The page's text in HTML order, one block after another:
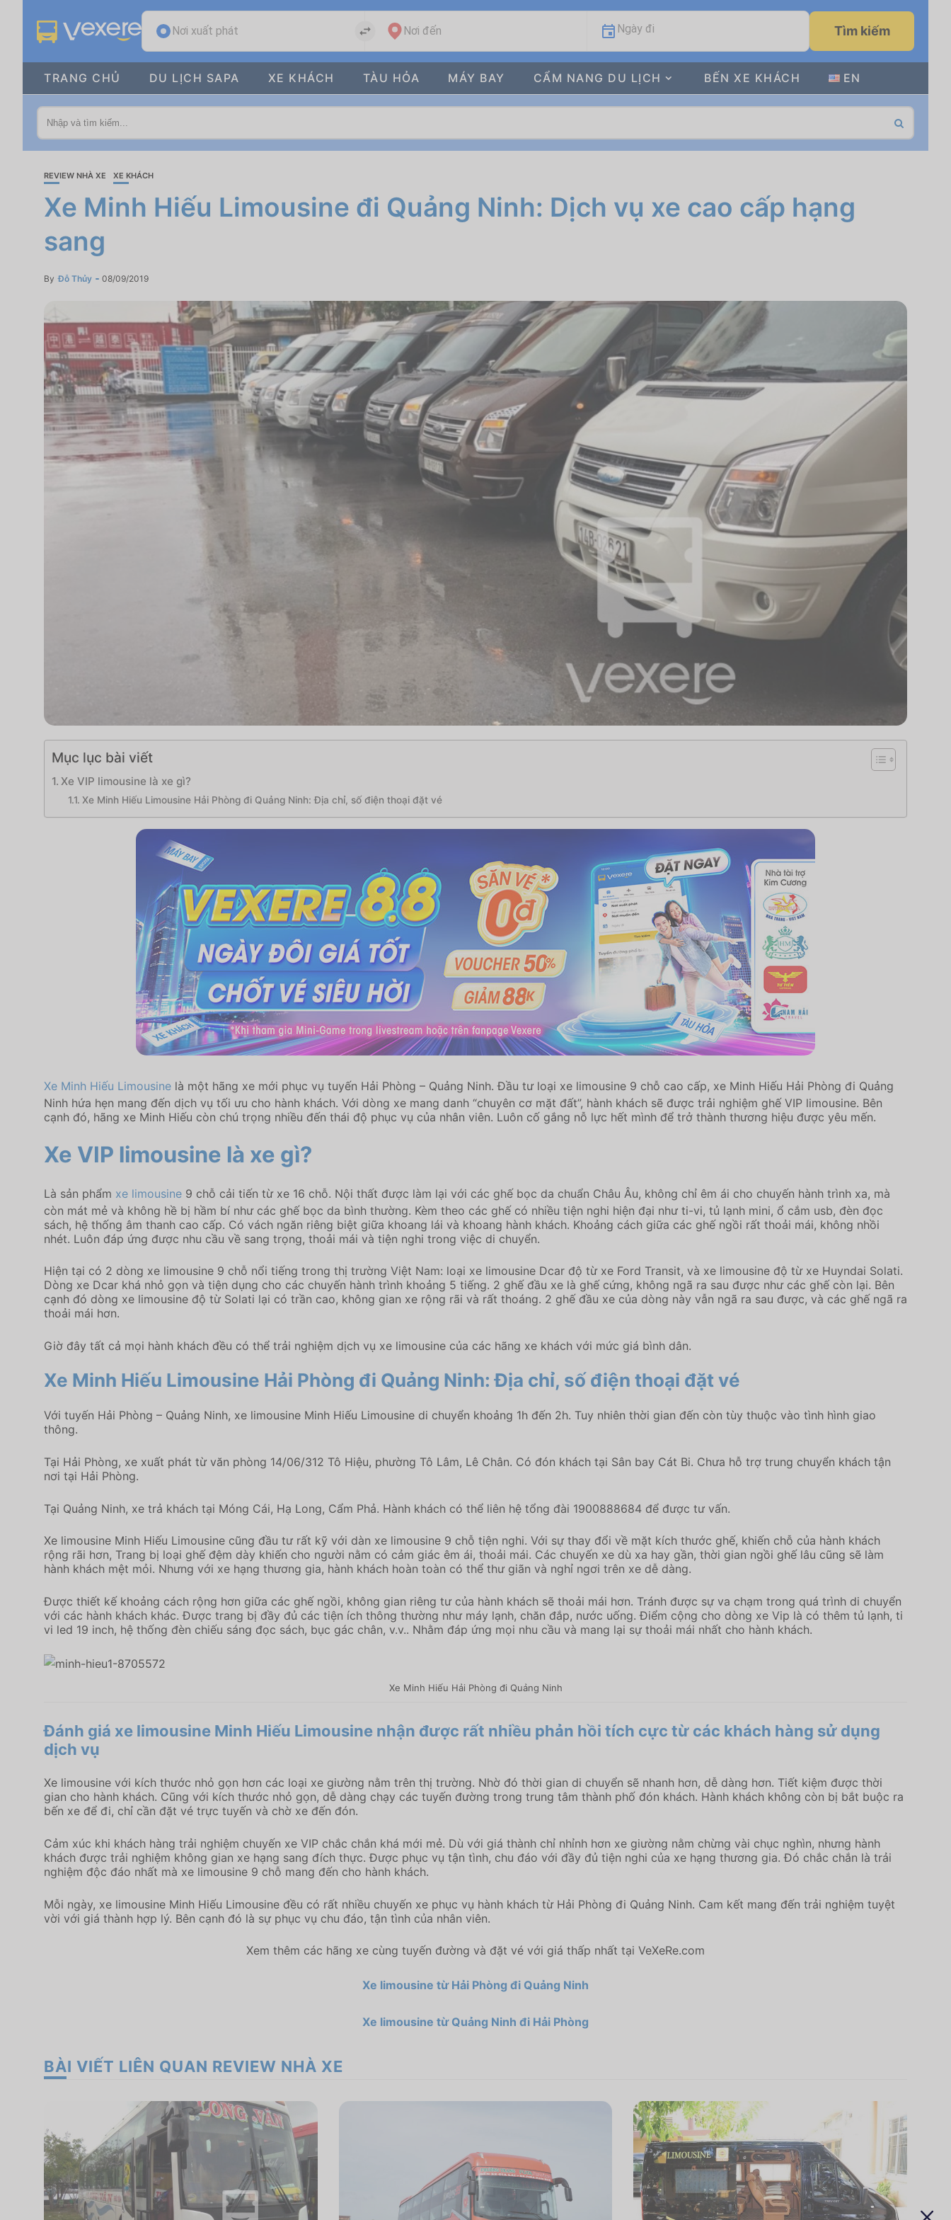
Nơi xuất phát Nơi đến Ngày đi Tìm kiếm
TRANG CHỦ DU LỊCH SAPA XE KHÁCH TÀU HỎA MÁY BAY CẨM NANG DU LỊCH BẾN XE KHÁCH EN
REVIEW NHÀ XE XE KHÁCH
Xe Minh Hiếu Limousine đi Quảng Ninh: Dịch vụ xe cao cấp hạng
sang
By Đỗ Thủy 08/09/2019
Mục lục bài viết
Xe VIP limousine là xe gì?
Xe Minh Hiếu Limousine Hải Phòng đi Quảng Ninh: Địa chỉ, số điện thoại đặt vé
Xe Minh Hiếu Limousine là một hãng xe mới phục vụ tuyến Hải Phòng – Quảng Ninh. Đầu tư loại xe limousine 9 chỗ cao cấp, xe Minh Hiếu Hải Phòng đi Quảng
Ninh hứa hẹn mang đến dịch vụ tối ưu cho hành khách. Với dòng xe mang danh “chuyên cơ mặt đất”, hành khách sẽ được trải nghiệm ghế VIP limousine. Bên
cạnh đó, hãng xe Minh Hiếu còn chú trọng nhiều đến thái độ phục vụ của nhân viên. Luôn cố gắng nỗ lực hết mình để trở thành thương hiệu được yêu mến.
Xe VIP limousine là xe gì?
Là sản phẩm xe limousine 9 chỗ cải tiến từ xe 16 chỗ. Nội thất được làm lại với các ghế bọc da chuẩn Châu Âu, không chỉ êm ái cho chuyến hành trình xa, mà
còn mát mẻ và không hề bị hầm bí như các ghế bọc da bình thường. Kèm theo các ghế có nhiều tiện nghi hiện đại như ti-vi, tủ lạnh mini, ổ cắm usb, đèn đọc
sách, hệ thống âm thanh cao cấp. Có vách ngăn riêng biệt giữa khoang lái và khoang hành khách. Khoảng cách giữa các ghế ngồi rất thoải mái, không nhồi
nhét. Luôn đáp ứng được nhu cầu về sang trọng, thoải mái và tiện nghi trong việc di chuyển.
Hiện tại có 2 dòng xe limousine 9 chỗ nổi tiếng trong thị trường Việt Nam: loại xe limousine Dcar độ từ xe Ford Transit, và xe limousine độ từ xe Huyndai Solati.
Dòng xe Dcar khá nhỏ gọn và tiện dụng cho các chuyến hành trình khoảng 5 tiếng. 2 ghế đầu xe là ghế cứng, không ngã ra sau được như các ghế còn lại. Bên
cạnh đó dòng xe limousine độ từ Solati lại có trần cao, không gian xe rộng rãi và rất thoáng. 2 ghế đầu xe của dòng này vẫn ngã ra sau được, và các ghế ngã ra
thoải mái hơn.
Giờ đây tất cả mọi hành khách đều có thể trải nghiệm dịch vụ xe limousine của các hãng xe khách với mức giá bình dân.
Xe Minh Hiếu Limousine Hải Phòng đi Quảng Ninh:Địa chỉ, số điện thoại đặt vé
Với tuyến Hải Phòng – Quảng Ninh, xe limousine Minh Hiếu Limousine di chuyển khoảng 1h đến 2h. Tuy nhiên thời gian đến còn tùy thuộc vào tình hình giao
thông.
Tại Hải Phòng, xe xuất phát từ văn phòng 14/06/312 Tô Hiệu, phường Tô Lâm, Lê Chân. Có đón khách tại Sân bay Cát Bi. Chưa hỗ trợ trung chuyển khách tận
nơi tại Hải Phòng.
Tại Quảng Ninh, xe trả khách tại Móng Cái, Hạ Long, Cẩm Phả. Hành khách có thể liên hệ tổng đài 1900888684 để được tư vấn.
Xe limousine Minh Hiếu Limousine cũng đầu tư rất kỹ với dàn xe limousine 9 chỗ tiện nghi. Với sự thay đổi về mặt kích thước ghế, khiến chỗ của hành khách
rộng rãi hơn, Trang bị loại ghế đệm dày khiến cho người nằm có cảm giác êm ái, thoải mái. Các chuyến xe dù xa hay gần, thời gian ngồi ghế lâu cũng sẽ làm
hành khách mệt mỏi. Nhưng với xe hạng thương gia, hành khách hoàn toàn có thể thư giãn và nghỉ ngơi trên xe dễ dàng.
Được thiết kế khoảng cách rộng hơn giữa các ghế ngồi, không gian riêng tư của hành khách sẽ thoải mái hơn. Tránh được sự va chạm trong quá trình di chuyển
với các hành khách khác. Được trang bị đầy đủ các tiện ích thông thường như máy lạnh, chăn đắp, nước uống. Điểm cộng cho dòng xe Vip là có thêm tủ lạnh, ti
vi led 19 inch, hệ thống đèn chiếu sáng đọc sách, bục gác chân, v.v.. Nhằm đáp ứng mọi nhu cầu và mang lại sự thoải mái nhất cho hành khách.
Xe Minh Hiếu Hải Phòng đi Quảng Ninh
Đánh giá xe limousine Minh Hiếu Limousine nhận được rất nhiều phản hồi tích cực từ các khách hàng sử dụng
dịch vụ
Xe limousine với kích thước nhỏ gọn hơn các loại xe giường nằm trên thị trường. Nhờ đó thời gian di chuyển sẽ nhanh hơn, dễ dàng hơn. Tiết kiệm được thời
gian cho hành khách. Cũng với kích thước nhỏ gọn, dễ dàng chạy các tuyến đường trong trung tâm thành phố đón khách. Hành khách không còn bị bắt buộc ra
bến xe để đi, chỉ cần đặt vé trực tuyến và chờ xe đến đón.
Cảm xúc khi khách hàng trải nghiệm chuyến xe VIP chắc chắn khá mới mẻ. Dù với giá thành chỉ nhỉnh hơn xe giường nằm chừng vài chục nghìn, nhưng hành
khách được trải nghiệm không gian xe hạng sang đích thực. Được phục vụ tận tình, chu đáo với đầy đủ tiện nghi của xe hạng thương gia. Đó chắc chắn là trải
nghiệm độc đáo nhất mà xe limousine 9 chỗ mang đến cho hành khách.
Mỗi ngày, xe limousine Minh Hiếu Limousine đều có rất nhiều chuyến xe phục vụ hành khách từ Hải Phòng đi Quảng Ninh. Cam kết mang đến trải nghiệm tuyệt
vời với giá thành hợp lý. Bên cạnh đó là sự phục vụ chu đáo, tận tình của nhân viên.
Xem thêm các hãng xe cùng tuyến đường và đặt vé với giá thấp nhất tại VeXeRe.com
Xe limousine từ Hải Phòng đi Quảng Ninh
Xe limousine từ Quảng Ninh đi Hải Phòng
BÀI VIẾT LIÊN QUAN REVIEW NHÀ XE